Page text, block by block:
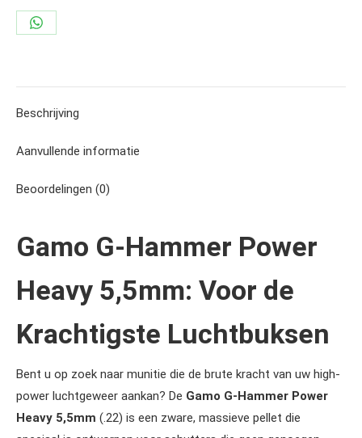
mm
aantalShare
Beschrijving
Aanvullende informatie
Beoordelingen (0)
Gamo G-Hammer Power
Heavy 5,5mm: Voor de
Krachtigste Luchtbuksen
Bent u op zoek naar munitie die de brute kracht van uw high-
power luchtgeweer aankan? De Gamo G-Hammer Power
Heavy 5,5mm (.22) is een zware, massieve pellet die